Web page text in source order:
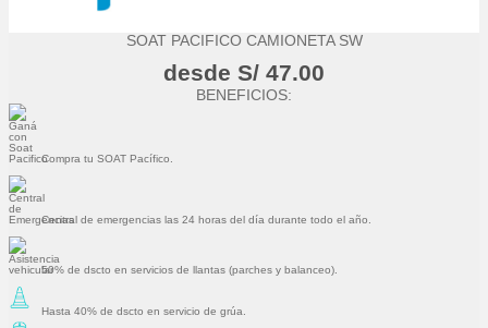
SOAT PACIFICO CAMIONETA SW
desde S/ 47.00
BENEFICIOS:
Compra tu SOAT Pacífico.
Central de emergencias las 24 horas del día durante todo el año.
50% de dscto en servicios de llantas (parches y balanceo).
Hasta 40% de dscto en servicio de grúa.